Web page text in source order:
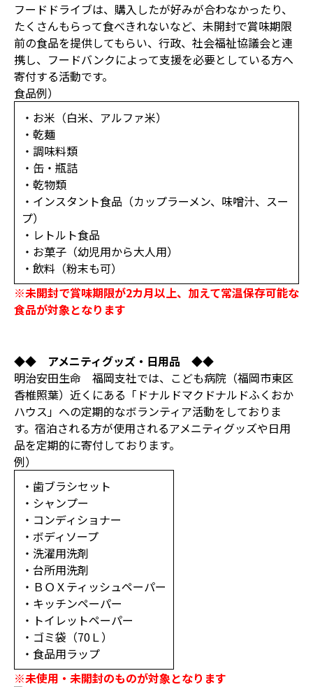
フードドライブは、購入したが好みが合わなかったり、
たくさんもらって食べきれないなど、未開封で賞味期限
前の食品を提供してもらい、行政、社会福祉協議会と連
携し、フードバンクによって支援を必要としている方へ
寄付する活動です。
食品例）
・お米（白米、アルファ米）
・乾麺
・調味料類
・缶・瓶詰
・乾物類
・インスタント食品（カップラーメン、味噌汁、スー
プ）
・レトルト食品
・お菓子（幼児用から大人用）
・飲料（粉末も可）
※未開封で賞味期限が2カ月以上、加えて常温保存可能な
食品が対象となります
◆◆ アメニティグッズ・日用品 ◆◆
明治安田生命 福岡支社では、こども病院（福岡市東区
香椎照葉）近くにある「ドナルドマクドナルドふくおか
ハウス」への定期的なボランティア活動をしておりま
す。宿泊される方が使用されるアメニティグッズや日用
品を定期的に寄付しております。
例）
・歯ブラシセット
・シャンプー
・コンディショナー
・ボディソープ
・洗濯用洗剤
・台所用洗剤
・ＢＯＸティッシュペーパー
・キッチンペーパー
・トイレットペーパー
・ゴミ袋（70Ｌ）
・食品用ラップ
※未使用・未開封のものが対象となります